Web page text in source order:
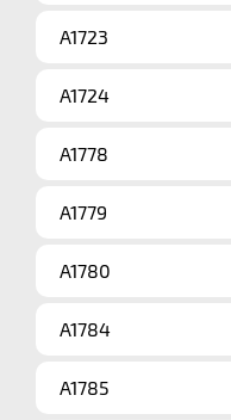
A1723
A1724
A1778
A1779
A1780
A1784
A1785